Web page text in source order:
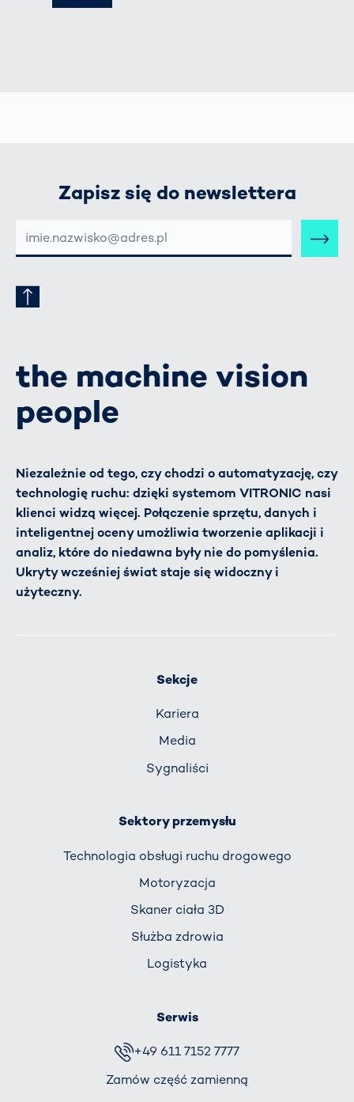
Zapisz się do newslettera
MAIL-
ADRESSE
the machine vision
people
Niezależnie od tego, czy chodzi o automatyzację, czy
technologię ruchu: dzięki systemom VITRONIC nasi
klienci widzą więcej. Połączenie sprzętu, danych i
inteligentnej oceny umożliwia tworzenie aplikacji i
analiz, które do niedawna były nie do pomyślenia.
Ukryty wcześniej świat staje się widoczny i
użyteczny.
Sekcje
Kariera
Media
Sygnaliści
Sektory przemysłu
Technologia obsługi ruchu drogowego
Motoryzacja
Skaner ciała 3D
Służba zdrowia
Logistyka
Serwis
+49 611 7152 7777
Zamów część zamienną